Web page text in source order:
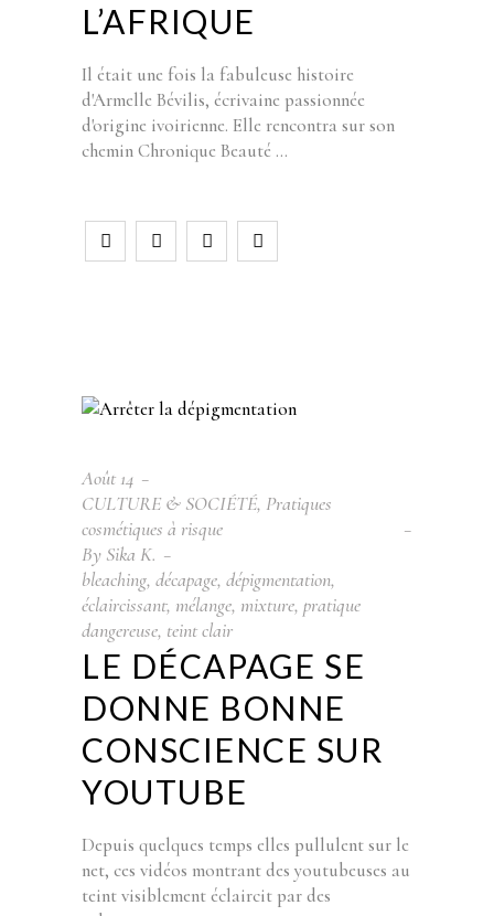
L’AFRIQUE
Il était une fois la fabuleuse histoire
d'Armelle Bévilis, écrivaine passionnée
d'origine ivoirienne. Elle rencontra sur son
chemin Chronique Beauté
Août 14
CULTURE & SOCIÉTÉ, Pratiques
cosmétiques à risque
By Sika K.
bleaching, décapage, dépigmentation,
éclaircissant, mélange, mixture, pratique
dangereuse, teint clair
LE DÉCAPAGE SE
DONNE BONNE
CONSCIENCE SUR
YOUTUBE
Depuis quelques temps elles pullulent sur le
net, ces vidéos montrant des youtubeuses au
teint visiblement éclaircit par des